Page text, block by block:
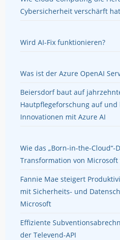
Cybersicherheit verschärft hat
Wird AI-Fix funktionieren?
Was ist der Azure OpenAI
Beiersdorf baut auf
Hautpflegeforschung auf
Innovationen mit Azure AI
Wie das „Born-in-the-Cloud“-
Transformation von
Fannie Mae steigert
mit Sicherheits- und
Microsoft
Effiziente
der Televend-API